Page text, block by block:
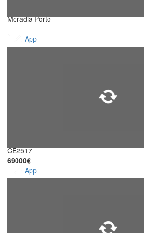
Moradia Porto
App
CE2517
69000€
App